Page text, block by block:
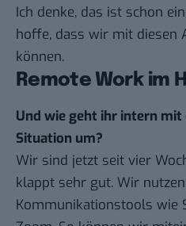
Ich denke, das ist schon
hoffe, dass wir mit diesen
können.
Remote Work im
Und wie geht ihr intern
Situation um?
Wir sind jetzt seit vier
klappt sehr gut. Wir
Kommunikationstools wie